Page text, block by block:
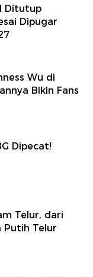
Ditutup
Dipugar
Wu di
Bikin Fans
Dipecat!
Telur, dari
Putih Telur